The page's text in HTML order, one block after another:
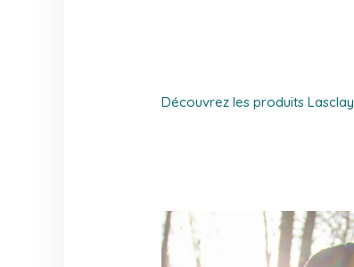
Découvrez les produits Lasclay